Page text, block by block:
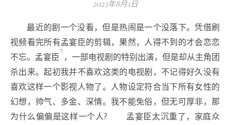
2023年8月1日
最近的剧一个没看，但是热闹是一个没落下。凭借刷
视频看完所有孟宴臣的剪辑，果然，人得不到的才会恋恋
不忘。孟宴臣
1
，一部电视剧的特别出演，但是却从主角团
杀出来。起初我并不喜欢这类的电视剧，不记得好久没有
喜欢这样一个影视人物了。人物设定符合当下所有女性的
幻想，帅气、多金、深情。我不能免俗，但无可厚非，那
为什么偏偏是这样一个人? 孟宴臣太沉重了，家庭众